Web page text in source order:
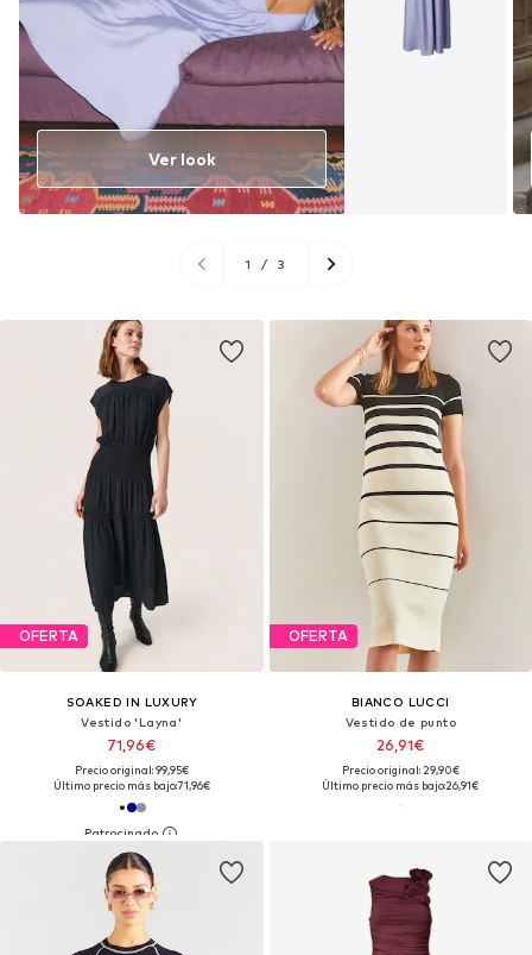
Ver look
1 / 3
OFERTA
SOAKED IN LUXURY
Vestido 'Layna'
71,96€
Precio original: 99,95€
Último precio más bajo:71,96€
OFERTA
BIANCO LUCCI
Vestido de punto
26,91€
Precio original: 29,90€
Último precio más bajo:26,91€